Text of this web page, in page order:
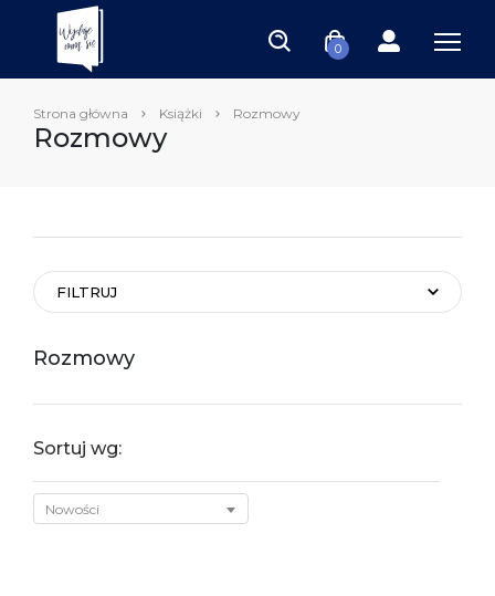
0
Strona główna Książki Rozmowy
Rozmowy
FILTRUJ
Rozmowy
Sortuj wg:
Nowości